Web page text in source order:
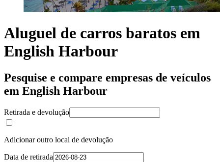
Aluguel de carros baratos em
English Harbour
Pesquise e compare empresas de veículos
em English Harbour
Retirada e devolução
Adicionar outro local de devolução
Data de retirada